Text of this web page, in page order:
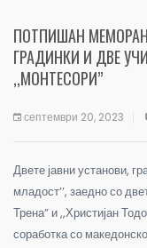
ПОТПИШАН
ГРАДИНКИ И ДВЕ
,,МОНТЕСОРИ”
септември 20, 2023
Двете јавни установи,
младост’’, заедно со
Трена” и ,,Христијан
соработка со